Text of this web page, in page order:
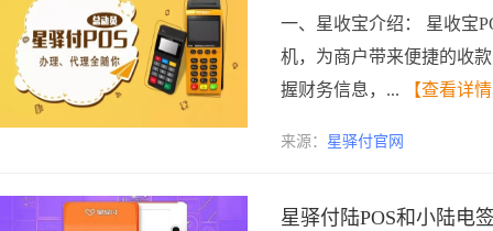
一、星收宝介绍： 星收宝
机，为商户带来便捷的收
握财务信息，...
【查看详
来源： 星驿付官网
星驿付陆POS和小陆电